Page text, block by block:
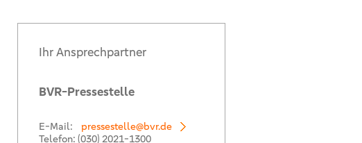
Ihr Ansprechpartner
BVR-Pressestelle
E-Mail:
pressestelle@bvr.de
Telefon: (030) 2021-1300